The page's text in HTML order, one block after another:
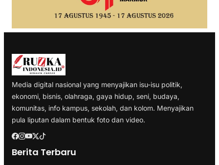
Media digital nasional yang menyajikan isu-isu politik,
ekonomi, bisnis, olahraga, gaya hidup, seni, budaya,
komunitas, info kampus, sekolah, dan kolom. Menyajikan
pula liputan dalam bentuk foto dan video.
Berita Terbaru